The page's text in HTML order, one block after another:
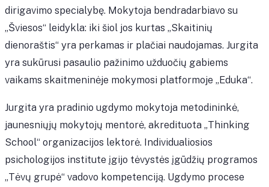
dirigavimo specialybę. Mokytoja bendradarbiavo su
„Šviesos“ leidykla: iki šiol jos kurtas „Skaitinių
dienoraštis“ yra perkamas ir plačiai naudojamas. Jurgita
yra sukūrusi pasaulio pažinimo užduočių gabiems
vaikams skaitmeninėje mokymosi platformoje „Eduka“.
Jurgita yra pradinio ugdymo mokytoja metodininkė,
jaunesniųjų mokytojų mentorė, akredituota „Thinking
School“ organizacijos lektorė. Individualiosios
psichologijos institute įgijo tėvystės įgūdžių programos
„Tėvų grupė“ vadovo kompetenciją. Ugdymo procese